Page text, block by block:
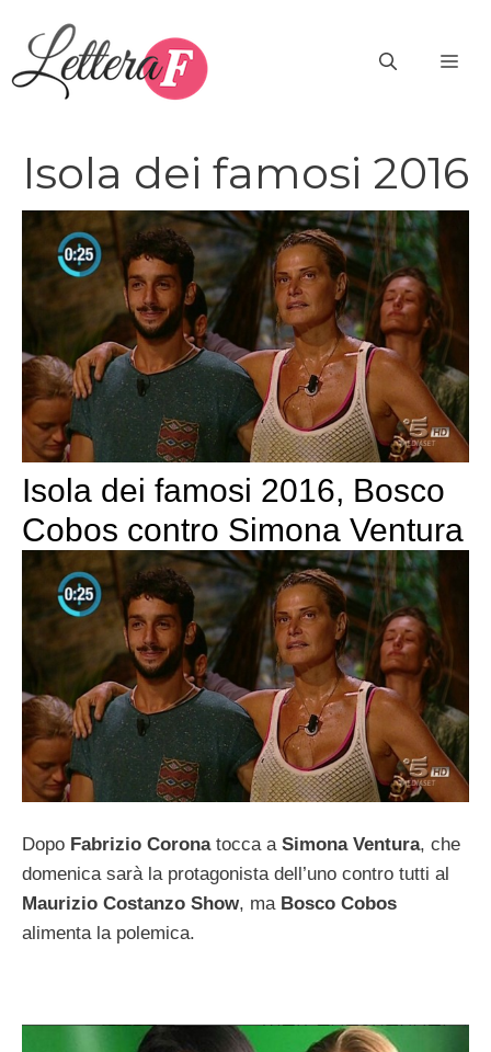
contenuto
Isola dei famosi 2016
Isola dei famosi 2016, Bosco
Cobos contro Simona Ventura
Dopo Fabrizio Coronatocca a Simona Ventura, che
domenica sarà la protagonista dell’uno contro tutti al
Maurizio Costanzo Show, ma Bosco Cobos
alimenta la polemica.